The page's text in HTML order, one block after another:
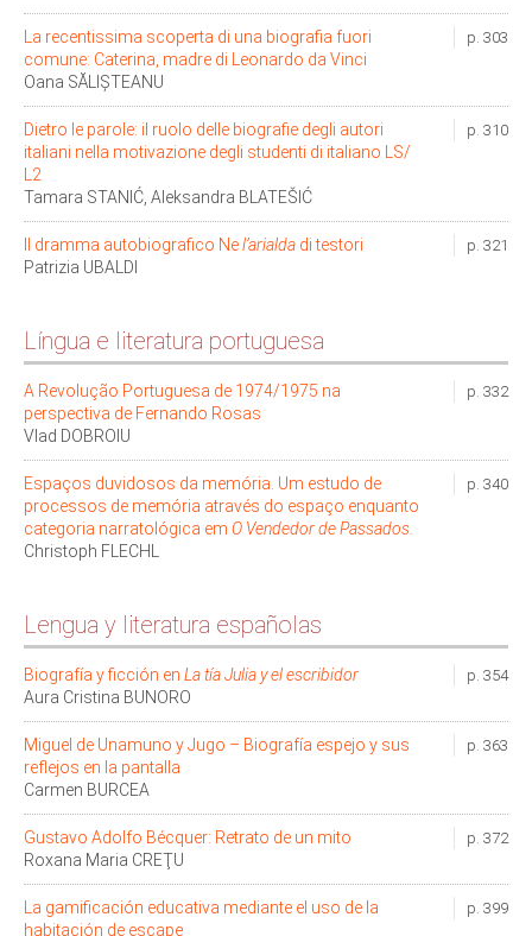
p. 303
La recentissima scoperta di una biografia fuori
comune: Caterina, madre di Leonardo da Vinci
Oana SĂLIȘTEANU
p. 310
Dietro le parole: il ruolo delle biografie degli autori
italiani nella motivazione degli studenti di italiano LS/
L2
Tamara STANIĆ, Aleksandra BLATEŠIĆ
p. 321
Il dramma autobiografico Nel’arialda di testori
Patrizia UBALDI
Língua e literatura portuguesa
p. 332
A Revolução Portuguesa de 1974/1975 na
perspectiva de Fernando Rosas
Vlad DOBROIU
p. 340
Espaços duvidosos da memória. Um estudo de
processos de memória através do espaço enquanto
categoria narratológica em O Vendedor de Passados.
Christoph FLECHL
Lengua y literatura españolas
p. 354
Biografía y ficción en La tía Julia y el escribidor
Aura Cristina BUNORO
p. 363
Miguel de Unamuno y Jugo – Biografía espejo y sus
reflejos en la pantalla
Carmen BURCEA
p. 372
Gustavo Adolfo Bécquer: Retrato de un mito
Roxana Maria CREŢU
p. 399
La gamificación educativa mediante el uso de la
habitación de escape